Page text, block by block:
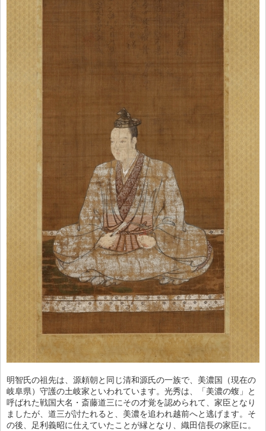
明智氏の祖先は、源頼朝と同じ清和源氏の一族で、美濃国（現在の
岐阜県）守護の土岐家といわれています。光秀は、「美濃の蝮」と
呼ばれた戦国大名・斎藤道三にその才覚を認められて、家臣となり
ましたが、道三が討たれると、美濃を追われ越前へと逃げます。そ
の後、足利義昭に仕えていたことが縁となり、織田信長の家臣に。